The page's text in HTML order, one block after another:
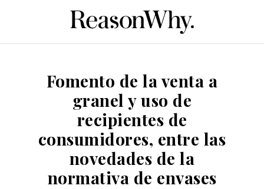
Fomento de la venta a
granel y uso de
recipientes de
consumidores, entre las
novedades de la
normativa de envases